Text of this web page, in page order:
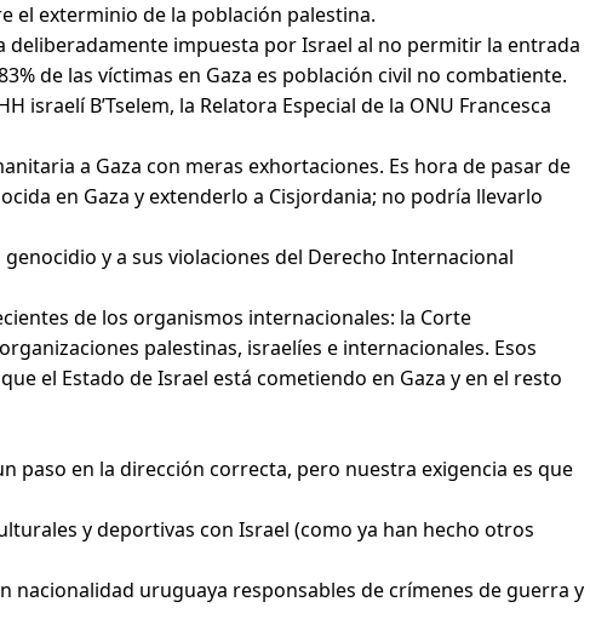
el exterminio de la población palestina.
deliberadamente impuesta por Israel al no permitir la entrada
de las víctimas en Gaza es población civil no combatiente.
B’Tselem, la Relatora Especial de la ONU Francesca
a Gaza con meras exhortaciones. Es hora de pasar de
en Gaza y extenderlo a Cisjordania; no podría llevarlo
y a sus violaciones del Derecho Internacional
de los organismos internacionales: la Corte
palestinas, israelíes e internacionales. Esos
el Estado de Israel está cometiendo en Gaza y en el resto
paso en la dirección correcta, pero nuestra exigencia es que
y deportivas con Israel (como ya han hecho otros
nacionalidad uruguaya responsables de crímenes de guerra y